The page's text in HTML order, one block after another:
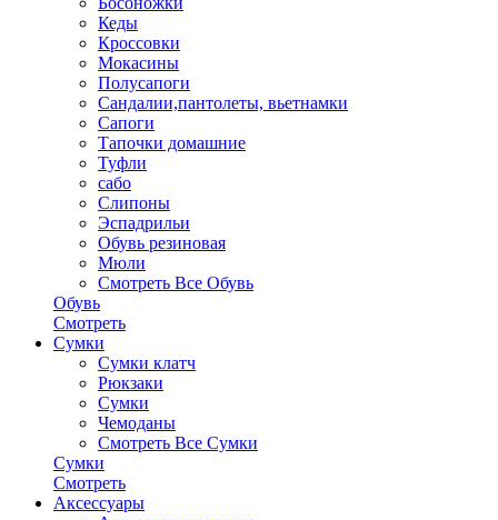
Кеды
Кроссовки
Мокасины
Полусапоги
Сандалии,пантолеты, вьетнамки
Сапоги
Тапочки домашние
Туфли
сабо
Слипоны
Эспадрильи
Обувь резиновая
Мюли
Смотреть Все Обувь
Обувь
Смотреть
Сумки
Сумки клатч
Рюкзаки
Сумки
Чемоданы
Смотреть Все Сумки
Сумки
Смотреть
Аксессуары